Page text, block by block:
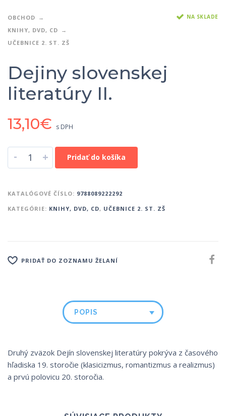
OBCHOD
KNIHY, DVD, CD
UČEBNICE 2. ST. ZŠ
NA SKLADE
Dejiny slovenskej
literatúry II.
13,10€ s DPH
- + Pridať do košíka
KATALÓGOVÉ ČÍSLO: 9788089222292
KATEGÓRIE: KNIHY, DVD, CD, UČEBNICE 2. ST. ZŠ
PRIDAŤ DO ZOZNAMU ŽELANÍ
POPIS
Druhý zväzok Dejín slovenskej literatúry pokrýva z časového
hľadiska 19. storočie (klasicizmus, romantizmus a realizmus)
a prvú polovicu 20. storočia.